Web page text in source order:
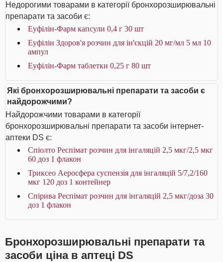
Недорогими товарами в категорії бронхорозширювальні
препарати та засоби є:
Еуфілін-Фарм капсули 0,4 г 30 шт
Еуфілін Здоров'я розчин для ін'єкцій 20 мг/мл 5 мл 10
ампул
Еуфілін-Фарм таблетки 0,25 г 80 шт
Які бронхорозширювальні препарати та засоби є
найдорожчими?
Найдорожчими товарами в категорії
бронхорозширювальні препарати та засоби інтернет-
аптеки DS є:
Спіолто Респімат розчин для інгаляцій 2,5 мкг/2,5 мкг
60 доз 1 флакон
Триксео Аеросфера суспензія для інгаляцій 5/7,2/160
мкг 120 доз 1 контейнер
Спірива Респімат розчин для інгаляцій 2,5 мкг/доза 30
доз 1 флакон
Бронхорозширювальні препарати та
засоби ціна в аптеці DS